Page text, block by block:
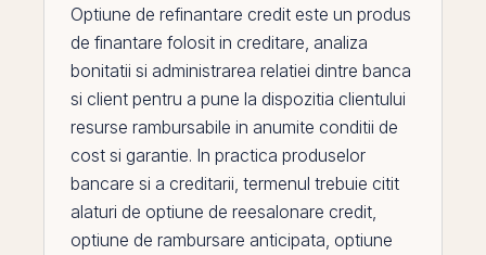
Optiune de refinantare credit este un produs
de finantare folosit in creditare, analiza
bonitatii si administrarea relatiei dintre banca
si client pentru a pune la dispozitia clientului
resurse rambursabile in anumite conditii de
cost si garantie. In practica produselor
bancare si a creditarii, termenul trebuie citit
alaturi de optiune de reesalonare credit,
optiune de rambursare anticipata, optiune